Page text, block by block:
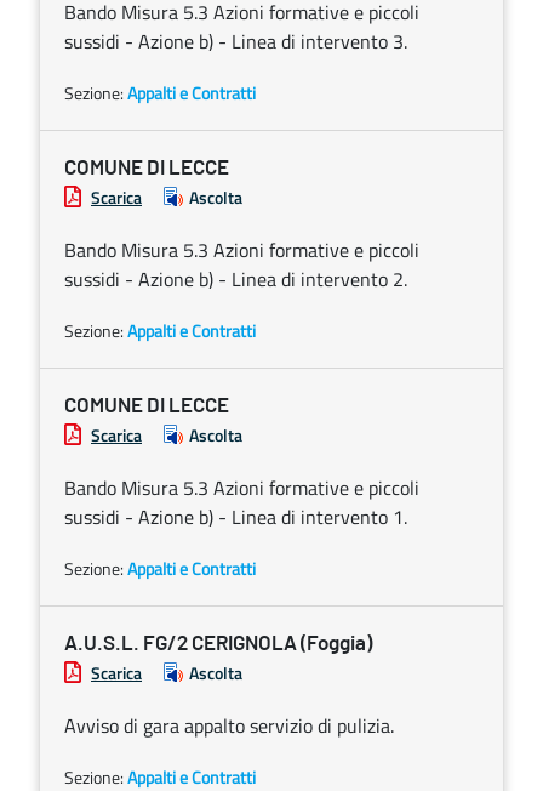
Bando Misura 5.3 Azioni formative e piccoli
sussidi - Azione b) - Linea di intervento 3.
Sezione:Appalti e Contratti
COMUNE DI LECCE
Scarica Ascolta
Bando Misura 5.3 Azioni formative e piccoli
sussidi - Azione b) - Linea di intervento 2.
Sezione:Appalti e Contratti
COMUNE DI LECCE
Scarica Ascolta
Bando Misura 5.3 Azioni formative e piccoli
sussidi - Azione b) - Linea di intervento 1.
Sezione:Appalti e Contratti
A.U.S.L. FG/2 CERIGNOLA (Foggia)
Scarica Ascolta
Avviso di gara appalto servizio di pulizia.
Sezione:Appalti e Contratti